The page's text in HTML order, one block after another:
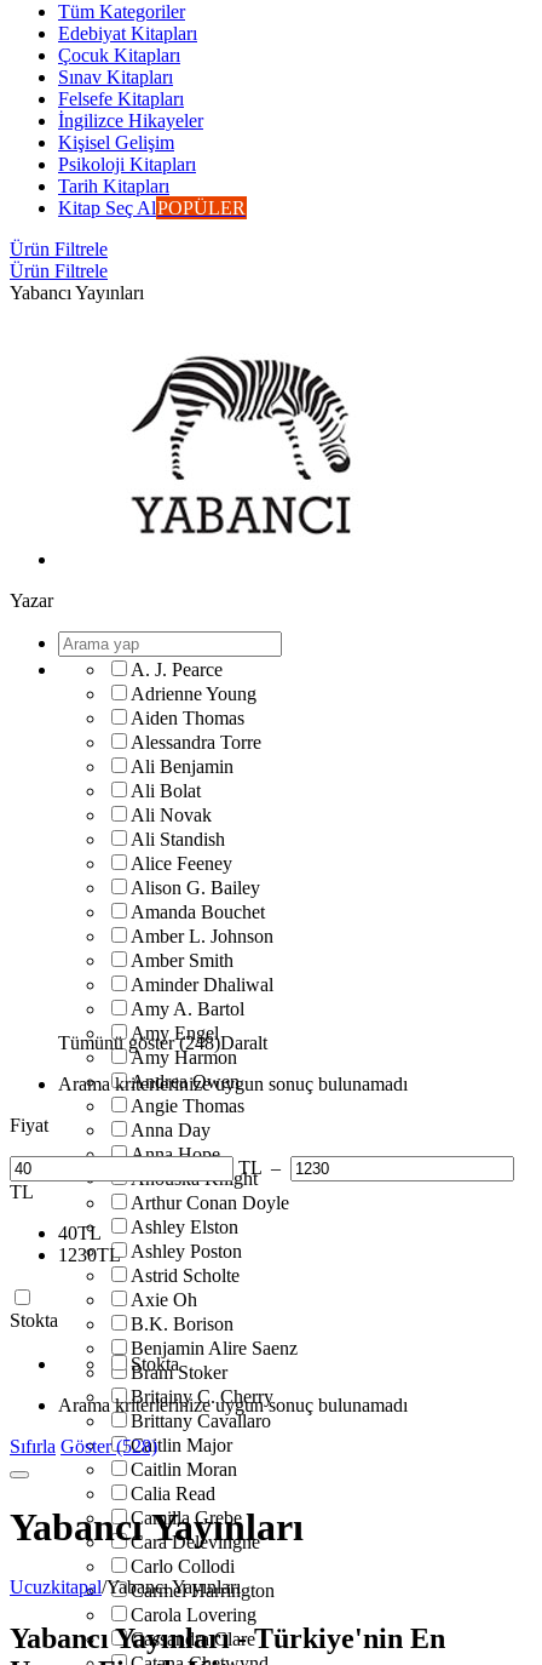
Tüm Kategoriler
Edebiyat Kitapları
Çocuk Kitapları
Sınav Kitapları
Felsefe Kitapları
İngilizce Hikayeler
Kişisel Gelişim
Psikoloji Kitapları
Tarih Kitapları
Kitap Seç AlPOPÜLER
Ürün Filtrele
Ürün Filtrele
Yabancı Yayınları
Yazar
A. J. Pearce
Adrienne Young
Aiden Thomas
Alessandra Torre
Ali Benjamin
Ali Bolat
Ali Novak
Ali Standish
Alice Feeney
Alison G. Bailey
Amanda Bouchet
Amber L. Johnson
Amber Smith
Aminder Dhaliwal
Amy A. Bartol
Amy Engel
Amy Harmon
Andrea Owen
Angie Thomas
Anna Day
Anna Hope
Anouska Knight
Arthur Conan Doyle
Ashley Elston
Ashley Poston
Astrid Scholte
Axie Oh
B.K. Borison
Benjamin Alire Saenz
Bram Stoker
Britainy C. Cherry
Brittany Cavallaro
Caitlin Major
Caitlin Moran
Calia Read
Camilla Grebe
Cara Delevingne
Carlo Collodi
Carmel Harrington
Carola Lovering
Cassandra Clare
Tümünü göster (248)Daralt
Arama kriterlerinize uygun sonuç bulunamadı
Fiyat
TL –
TL
40TL
1230TL
Stokta
Stokta
Arama kriterlerinize uygun sonuç bulunamadı
Sıfırla Göster (528)
Yabancı Yayınları
Ucuzkitapal/Yabancı Yayınları
Yabancı Yayınları - Türkiye'nin En